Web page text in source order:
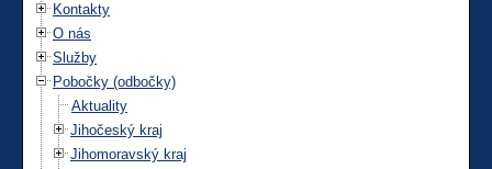
Kontakty
O nás
Služby
Pobočky (odbočky)
Aktuality
Jihočeský kraj
Jihomoravský kraj